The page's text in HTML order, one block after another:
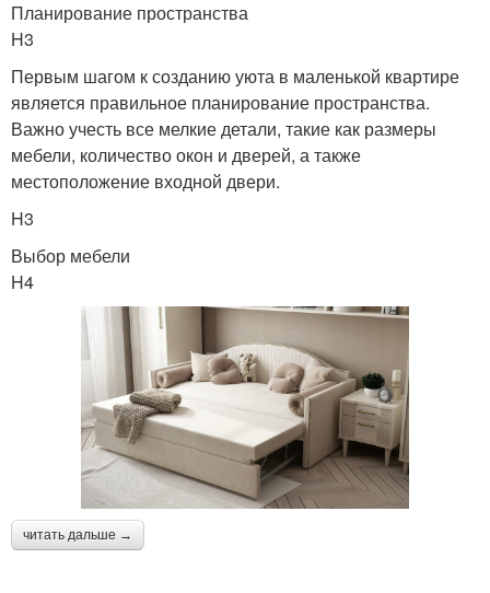
Планирование пространства
H3
Первым шагом к созданию уюта в маленькой квартире
является правильное планирование пространства.
Важно учесть все мелкие детали, такие как размеры
мебели, количество окон и дверей, а также
местоположение входной двери.
H3
Выбор мебели
H4
читать дальше →